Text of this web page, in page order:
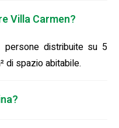
Villa Carmen?
distribuite su 5
di spazio abitabile.